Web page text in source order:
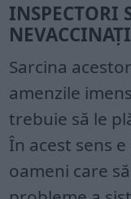
INSPECTORI
Sarcina
amenzile
trebuie să le
În acest sens
oameni care